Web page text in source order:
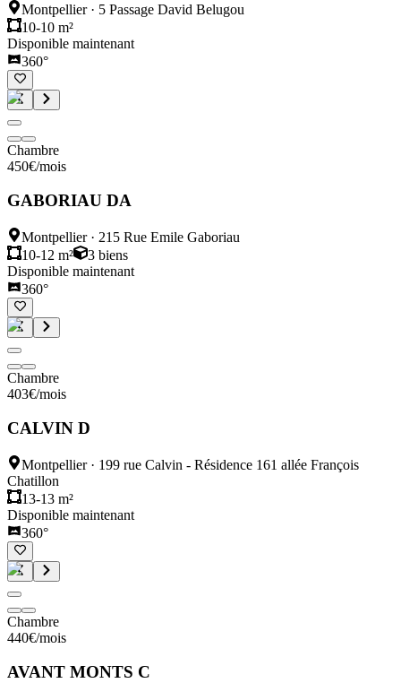
Montpellier· 5 Passage David Belugou
10-10 m²
Disponible maintenant
360°
Chambre
450€/mois
GABORIAU DA
Montpellier· 215 Rue Emile Gaboriau
10-12 m²
3 biens
Disponible maintenant
360°
Chambre
403€/mois
CALVIN D
Montpellier· 199 rue Calvin - Résidence 161 allée François
Chatillon
13-13 m²
Disponible maintenant
360°
Chambre
440€/mois
AVANT MONTS C